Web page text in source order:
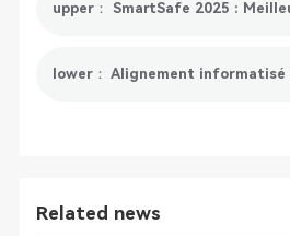
Related news